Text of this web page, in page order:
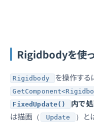
Rigidbodyを使
Rigidbody を操作する
FixedUpdate() 内で
は描画（
Update
）と